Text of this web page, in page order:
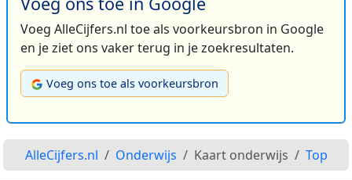
Voeg AlleCijfers.nl toe als voorkeursbron in Google
en je ziet ons vaker terug in je zoekresultaten.
Voeg ons toe als voorkeursbron
AlleCijfers.nl Onderwijs Kaart onderwijs Top